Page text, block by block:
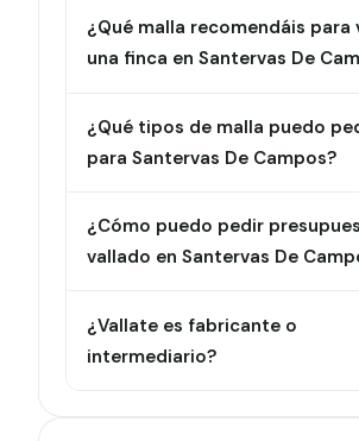
¿Qué malla recomendáis para
una finca en Santervas De
¿Qué tipos de malla puedo
para Santervas De Campos?
¿Cómo puedo pedir
vallado en Santervas De
¿Vallate es fabricante o
intermediario?